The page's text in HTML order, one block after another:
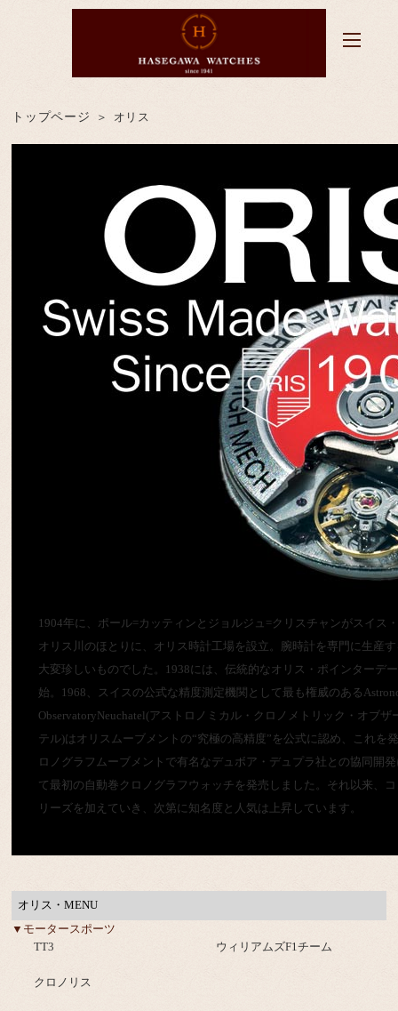
トップページ オリス
1904年に、ポール=カッティンとジョルジュ=クリスチャンがスイス
オリス川のほとりに、オリス時計工場を設立。腕時計を専門に生産
大変珍しいものでした。1938には、伝統的なオリス・ポインターデ
始。1968、スイスの公式な精度測定機関として最も権威のある
ObservatoryNeuchatel(アストロノミカル・クロノメトリック・オブ
テル)はオリスムーブメントの“究極の高精度”を公式に認め、これを
ロノグラフムーブメントで有名なデュボア・デュプラ社との協同開
て最初の自動巻クロノグラフウォッチを発売しました。それ以来、
リーズを加えていき、次第に知名度と人気は上昇しています。
オリス・MENU
▼モータースポーツ
TT3
ウィリアムズF1チーム
クロノリス